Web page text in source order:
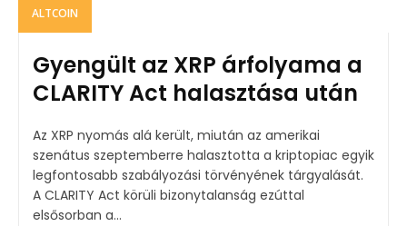
ALTCOIN
Gyengült az XRP árfolyama a
CLARITY Act halasztása után
Az XRP nyomás alá került, miután az amerikai
szenátus szeptemberre halasztotta a kriptopiac egyik
legfontosabb szabályozási törvényének tárgyalását.
A CLARITY Act körüli bizonytalanság ezúttal
elsősorban a...